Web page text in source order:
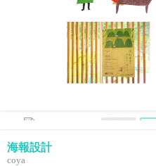
海報設計
coya